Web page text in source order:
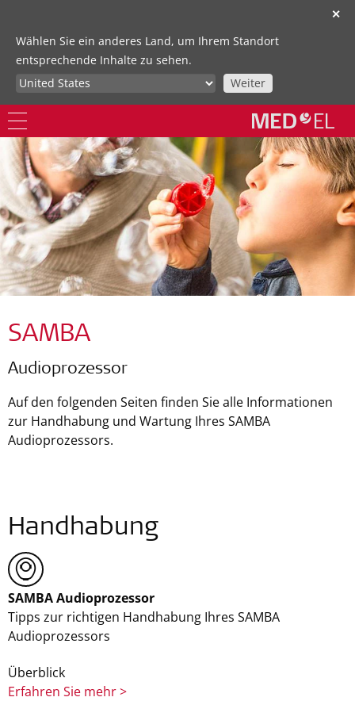
✕
Wählen Sie ein anderes Land, um Ihrem Standort
entsprechende Inhalte zu sehen.
Weiter
SAMBA
Audioprozessor
Auf den folgenden Seiten finden Sie alle Informationen
zur Handhabung und Wartung Ihres SAMBA
Audioprozessors.
Handhabung
SAMBA Audioprozessor
Tipps zur richtigen Handhabung Ihres SAMBA
Audioprozessors
Überblick
Erfahren Sie mehr >